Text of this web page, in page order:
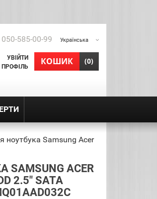
Українська
585-00-99
КОШИК (0)
УВІЙТИ
ноутбука Samsung Acer
ACER
2.5" SATA